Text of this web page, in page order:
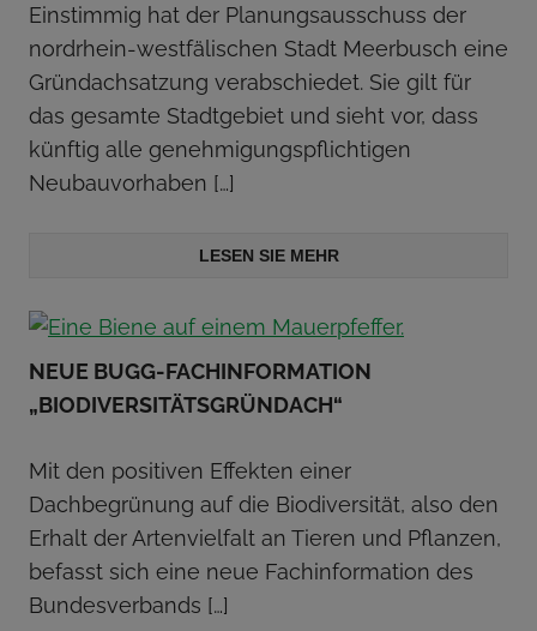
Einstimmig hat der Planungsausschuss der
nordrhein-westfälischen Stadt Meerbusch eine
Gründachsatzung verabschiedet. Sie gilt für
das gesamte Stadtgebiet und sieht vor, dass
künftig alle genehmigungspflichtigen
Neubauvorhaben […]
LESEN SIE MEHR
NEUE BUGG-FACHINFORMATION
„BIODIVERSITÄTSGRÜNDACH“
Mit den positiven Effekten einer
Dachbegrünung auf die Biodiversität, also den
Erhalt der Artenvielfalt an Tieren und Pflanzen,
befasst sich eine neue Fachinformation des
Bundesverbands […]